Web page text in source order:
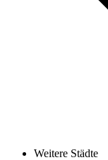
Weitere Städte